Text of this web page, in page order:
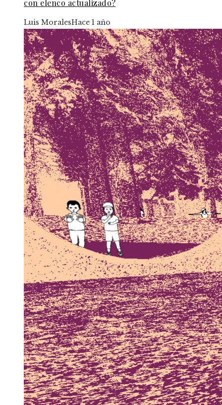
con elenco actualizado?
Luis MoralesHace 1 año